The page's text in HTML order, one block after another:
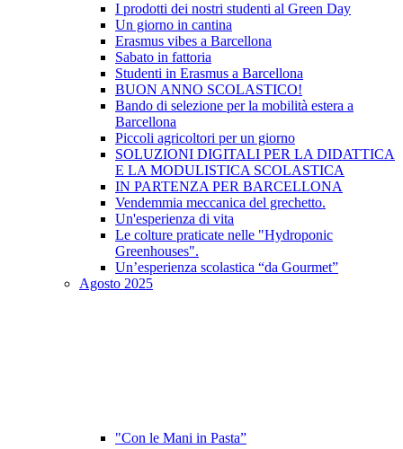
I prodotti dei nostri studenti al Green Day
Un giorno in cantina
Erasmus vibes a Barcellona
Sabato in fattoria
Studenti in Erasmus a Barcellona
BUON ANNO SCOLASTICO!
Bando di selezione per la mobilità estera a
Barcellona
Piccoli agricoltori per un giorno
SOLUZIONI DIGITALI PER LA DIDATTICA
E LA MODULISTICA SCOLASTICA
IN PARTENZA PER BARCELLONA
Vendemmia meccanica del grechetto.
Un'esperienza di vita
Le colture praticate nelle "Hydroponic
Greenhouses".
Un’esperienza scolastica “da Gourmet”
Agosto 2025
"Con le Mani in Pasta”